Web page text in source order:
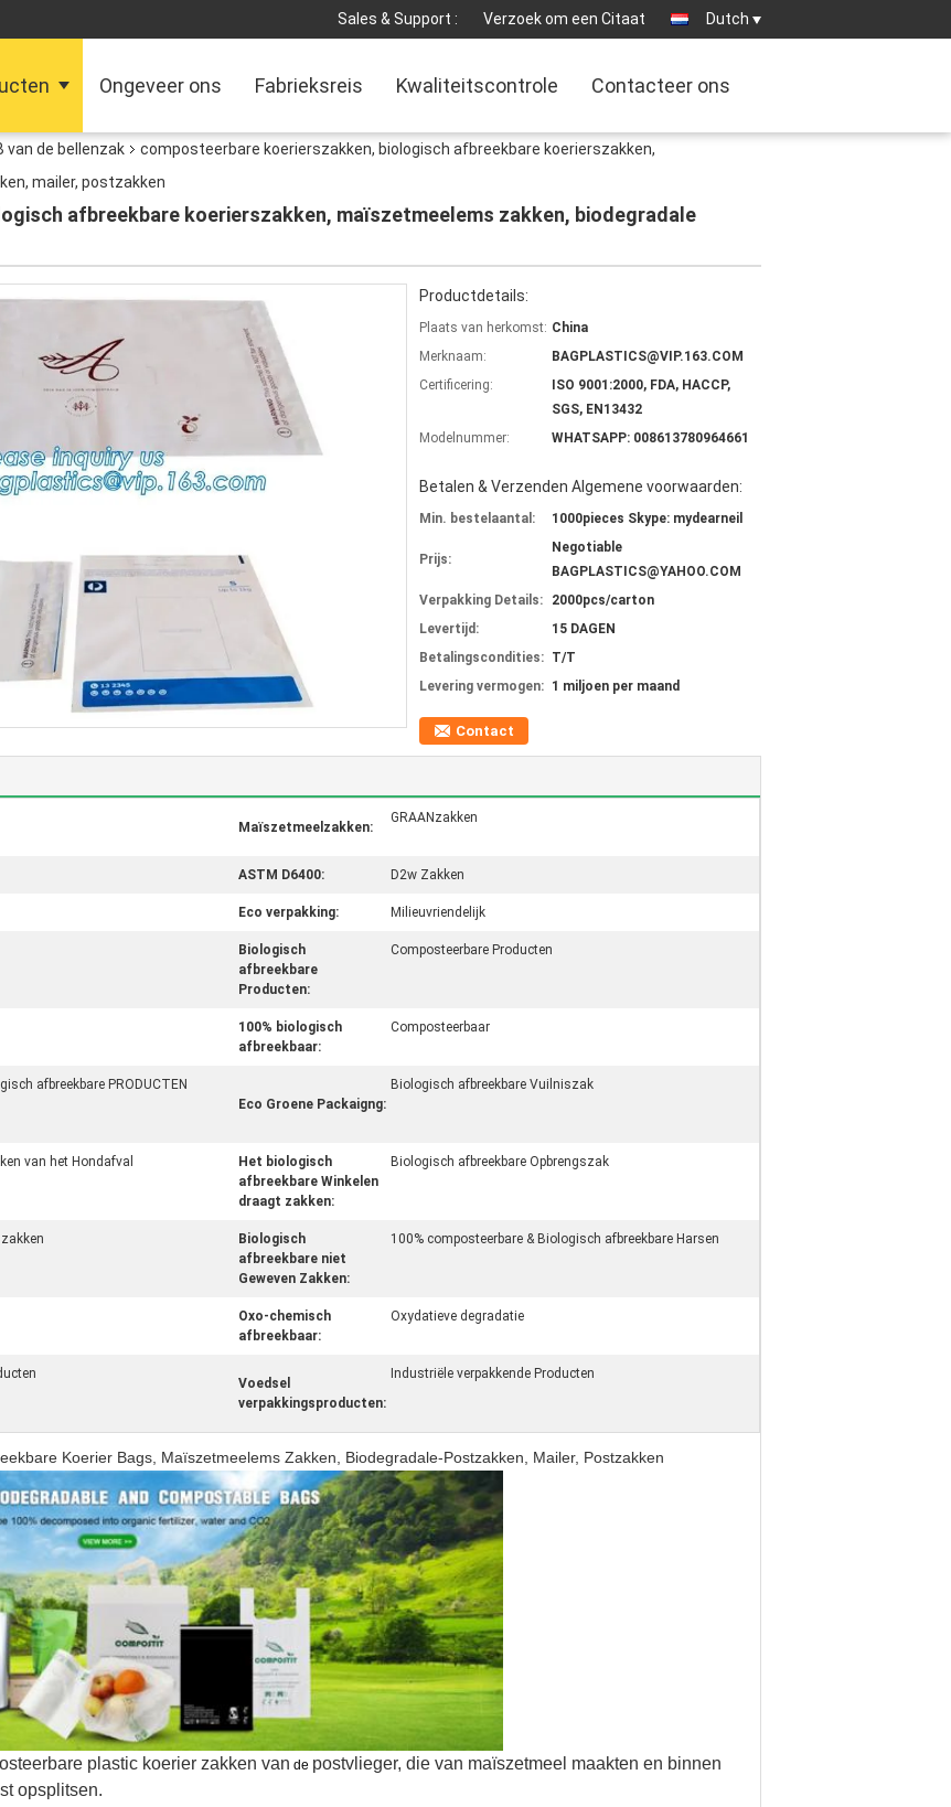
Sales & Support : Verzoek om een Citaat Dutch
Ongeveer ons Fabrieksreis Kwaliteitscontrole Contacteer ons
van de bellenzak
composteerbare koerierszakken, biologisch afbreekbare koerierszakken,
mailer, postzakken
afbreekbare koerierszakken, maïszetmeelems zakken, biodegradale
Productdetails:
Plaats van herkomst: China
Merknaam:
BAGPLASTICS@VIP.163.COM
Certificering:
ISO 9001:2000, FDA, HACCP,
SGS, EN13432
Modelnummer:
WHATSAPP: 008613780964661
Betalen & Verzenden Algemene voorwaarden:
Min. bestelaantal: 1000pieces Skype: mydearneil
Prijs:
Negotiable
BAGPLASTICS@YAHOO.COM
Verpakking Details:
2000pcs/carton
Levertijd:
15 DAGEN
Betalingscondities: T/T
Levering vermogen: 1 miljoen per maand
Contact
Maïszetmeelzakken:
GRAANzakken
ASTM D6400: D2w Zakken
Eco verpakking: Milieuvriendelijk
Biologisch
afbreekbare
Producten:
Composteerbare Producten
100% biologisch
afbreekbaar:
Composteerbaar
afbreekbare PRODUCTEN
Eco Groene Packaigng:
Biologisch afbreekbare Vuilniszak
van het Hondafval
Het biologisch
afbreekbare Winkelen
draagt zakken:
Biologisch afbreekbare Opbrengszak
Biologisch
afbreekbare niet
Geweven Zakken:
100% composteerbare & Biologisch afbreekbare Harsen
Oxo-chemisch
afbreekbaar:
Oxydatieve degradatie
Voedsel
verpakkingsproducten:
Industriële verpakkende Producten
Koerier Bags, Maïszetmeelems Zakken, Biodegradale-Postzakken, Mailer, Postzakken
plastic koerier zakken van de postvlieger, die van maïszetmeel maakten en binnen
opsplitsen.